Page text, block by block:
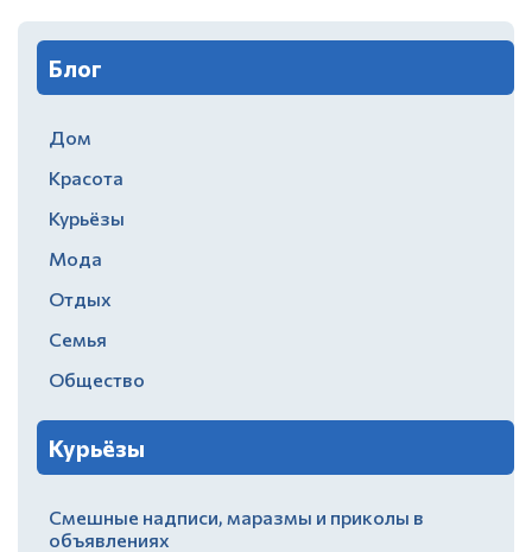
Блог
Дом
Красота
Курьёзы
Мода
Отдых
Семья
Общество
Курьёзы
Смешные надписи, маразмы и приколы в
объявлениях